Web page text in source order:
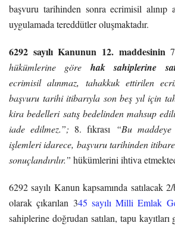
başvuru tarihinden sonra ecrimisil alınıp
uygulamada tereddütler oluşmaktadır.
6292 sayılı Kanunun 12. maddesinin
hükümlerine göre hak sahiplerine
ecrimisil alınmaz, tahakkuk ettirilen
başvuru tarihi itibarıyla son beş yıl için
kira bedelleri satış bedelinden mahsup
iade edilmez.”; 8. fıkrası
“Bu
işlemleri idarece, başvuru tarihinden
sonuçlandırılır.” hükümlerini ihtiva
6292 sayılı Kanun kapsamında satılacak
olarak çıkarılan 345 sayılı Milli Emlak
sahiplerine doğrudan satılan, tapu